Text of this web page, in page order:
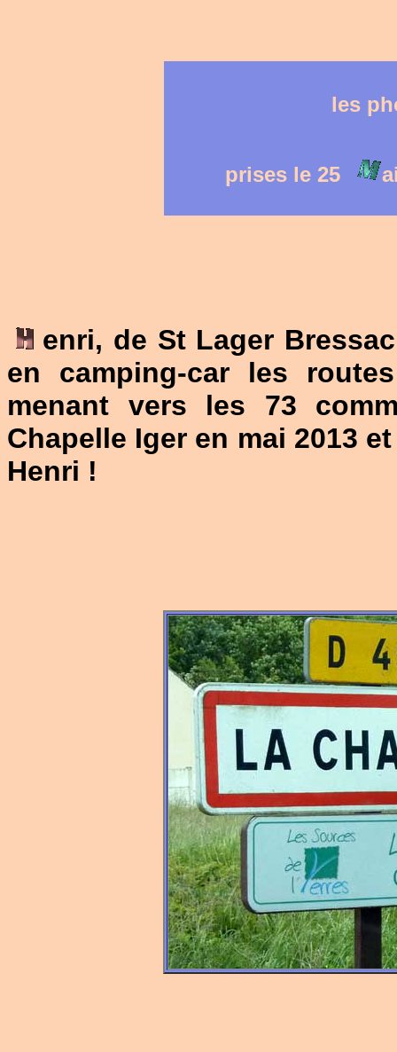
les
prises le 25
enri, de St Lager
en camping-car les
menant vers les 73
Chapelle Iger en mai 2013
Henri !